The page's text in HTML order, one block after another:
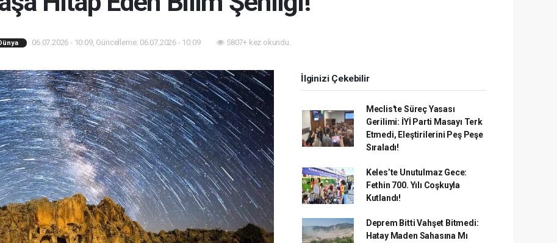
06.07.2026 - 10:09, Güncelleme: 06.07.2026 - 10:09 5807+ kez okundu.
İlginizi Çekebilir
Meclis'te Süreç Yasası
Gerilimi: İYİ Parti Masayı Terk
Etmedi, Eleştirilerini Peş Peşe
Sıraladı!
Keles’te Unutulmaz Gece:
Fethin 700. Yılı Coşkuyla
Kutlandı!
Deprem Bitti Vahşet Bitmedi:
Hatay Maden Sahasına Mı